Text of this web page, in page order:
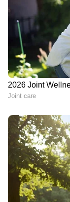
അല്ലെങ്കിൽ
എന്നാണ്